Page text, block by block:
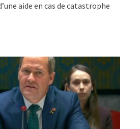
aide en cas de catastrophe